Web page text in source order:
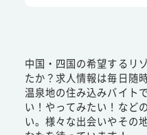
中国・四国の希望するリ
たか？求人情報は毎日随
温泉地の住み込みバイト
い！やってみたい！など
い。様々な出会いやその